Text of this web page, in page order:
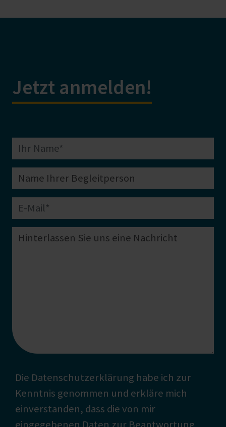
Jetzt anmelden!
Die Datenschutzerklärung habe ich zur
Kenntnis genommen und erkläre mich
einverstanden, dass die von mir